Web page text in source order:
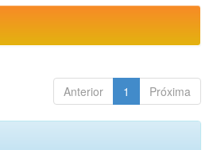
Anterior 1 Próxima